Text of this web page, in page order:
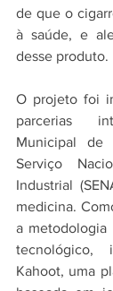
de que o
à saúde, e
desse produto.
O projeto foi
parcerias
Municipal de
Serviço
Industrial
medicina.
a metodologia
Kahoot, uma